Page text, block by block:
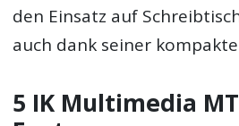
den Einsatz auf
auch dank seiner
5 IK Multimedia